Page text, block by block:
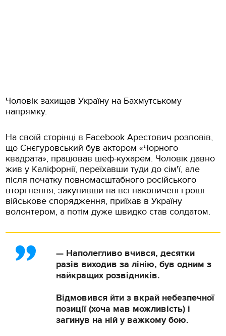
Чоловік захищав Україну на Бахмутському
напрямку.
На своїй сторінці в Facebook Арестович розповів,
що Снєгуровський був актором «Чорного
квадрата», працював шеф-кухарем. Чоловік давно
жив у Каліфорнії, переїхавши туди до сім'ї, але
після початку повномасштабного російського
вторгнення, закупивши на всі накопичені гроші
військове спорядження, приїхав в Україну
волонтером, а потім дуже швидко став солдатом.
— Наполегливо вчився, десятки
разів виходив за лінію, був одним з
найкращих розвідників.
Відмовився йти з вкрай небезпечної
позиції (хоча мав можливість) і
загинув на ній у важкому бою.